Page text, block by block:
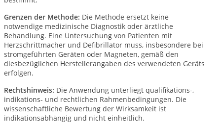
Grenzen der Methode: Die Methode ersetzt keine
notwendige medizinische Diagnostik oder ärztliche
Behandlung. Eine Untersuchung von Patienten mit
Herzschrittmacher und Defibrillator muss, insbesondere bei
stromgeführten Geräten oder Magneten, gemäß den
diesbezüglichen Herstellerangaben des verwendeten Geräts
erfolgen.
Rechtshinweis: Die Anwendung unterliegt qualifikations-,
indikations- und rechtlichen Rahmenbedingungen. Die
wissenschaftliche Bewertung der Wirksamkeit ist
indikationsabhängig und nicht einheitlich.